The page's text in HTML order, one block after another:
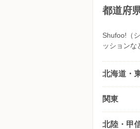
都道府
Shufoo!（
ッションな
北海道・
関東
北陸・甲